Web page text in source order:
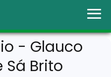
- Glauco
Sá Brito